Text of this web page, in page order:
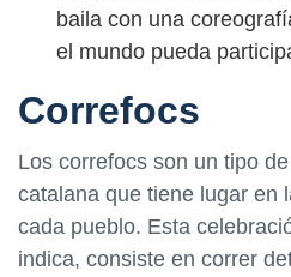
baila con una
el mundo pueda
Correfocs
Los correfocs son un tipo
catalana que tiene lugar en
cada pueblo. Esta
indica, consiste en correr